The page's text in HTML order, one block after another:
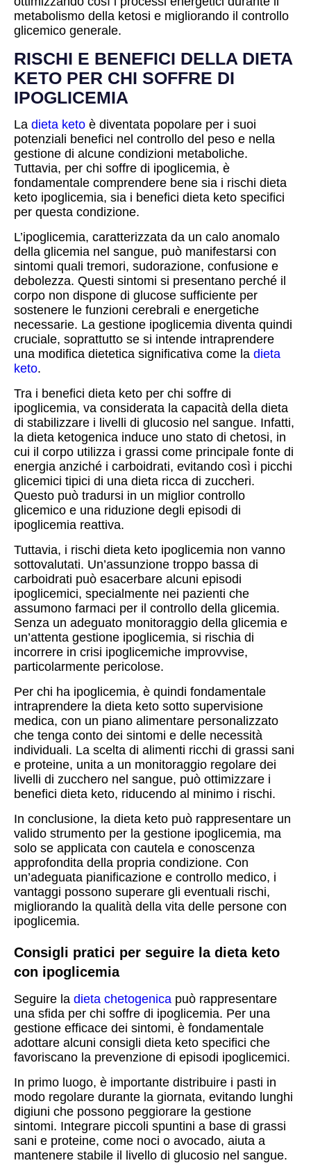
metabolismo della ketosi e migliorando il controllo
glicemico generale.
RISCHI E BENEFICI DELLA DIETA
KETO PER CHI SOFFRE DI
IPOGLICEMIA
La dieta keto è diventata popolare per i suoi
potenziali benefici nel controllo del peso e nella
gestione di alcune condizioni metaboliche.
Tuttavia, per chi soffre di ipoglicemia, è
fondamentale comprendere bene sia i rischi dieta
keto ipoglicemia, sia i benefici dieta keto specifici
per questa condizione.
L’ipoglicemia, caratterizzata da un calo anomalo
della glicemia nel sangue, può manifestarsi con
sintomi quali tremori, sudorazione, confusione e
debolezza. Questi sintomi si presentano perché il
corpo non dispone di glucose sufficiente per
sostenere le funzioni cerebrali e energetiche
necessarie. La gestione ipoglicemia diventa quindi
cruciale, soprattutto se si intende intraprendere
una modifica dietetica significativa come la dieta
keto.
Tra i benefici dieta keto per chi soffre di
ipoglicemia, va considerata la capacità della dieta
di stabilizzare i livelli di glucosio nel sangue. Infatti,
la dieta ketogenica induce uno stato di chetosi, in
cui il corpo utilizza i grassi come principale fonte di
energia anziché i carboidrati, evitando così i picchi
glicemici tipici di una dieta ricca di zuccheri.
Questo può tradursi in un miglior controllo
glicemico e una riduzione degli episodi di
ipoglicemia reattiva.
Tuttavia, i rischi dieta keto ipoglicemia non vanno
sottovalutati. Un’assunzione troppo bassa di
carboidrati può esacerbare alcuni episodi
ipoglicemici, specialmente nei pazienti che
assumono farmaci per il controllo della glicemia.
Senza un adeguato monitoraggio della glicemia e
un’attenta gestione ipoglicemia, si rischia di
incorrere in crisi ipoglicemiche improvvise,
particolarmente pericolose.
Per chi ha ipoglicemia, è quindi fondamentale
intraprendere la dieta keto sotto supervisione
medica, con un piano alimentare personalizzato
che tenga conto dei sintomi e delle necessità
individuali. La scelta di alimenti ricchi di grassi sani
e proteine, unita a un monitoraggio regolare dei
livelli di zucchero nel sangue, può ottimizzare i
benefici dieta keto, riducendo al minimo i rischi.
In conclusione, la dieta keto può rappresentare un
valido strumento per la gestione ipoglicemia, ma
solo se applicata con cautela e conoscenza
approfondita della propria condizione. Con
un’adeguata pianificazione e controllo medico, i
vantaggi possono superare gli eventuali rischi,
migliorando la qualità della vita delle persone con
ipoglicemia.
Consigli pratici per seguire la dieta keto
con ipoglicemia
Seguire la dieta chetogenica può rappresentare
una sfida per chi soffre di ipoglicemia. Per una
gestione efficace dei sintomi, è fondamentale
adottare alcuni consigli dieta keto specifici che
favoriscano la prevenzione di episodi ipoglicemici.
In primo luogo, è importante distribuire i pasti in
modo regolare durante la giornata, evitando lunghi
digiuni che possono peggiorare la gestione
sintomi. Integrare piccoli spuntini a base di grassi
sani e proteine, come noci o avocado, aiuta a
mantenere stabile il livello di glucosio nel sangue.